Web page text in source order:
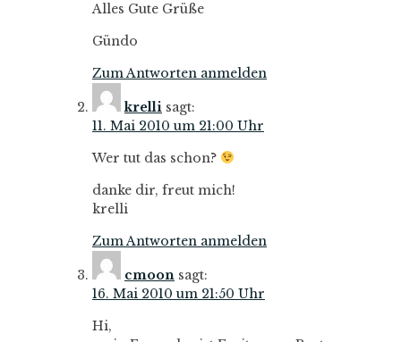
Alles Gute Grüße
Gündo
Zum Antworten anmelden
krelli sagt:
11. Mai 2010 um 21:00 Uhr
Wer tut das schon?
danke dir, freut mich!
krelli
Zum Antworten anmelden
cmoon sagt:
16. Mai 2010 um 21:50 Uhr
Hi,